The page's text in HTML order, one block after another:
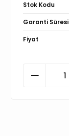
Stok Kodu
Garanti Süresi
Fiyat